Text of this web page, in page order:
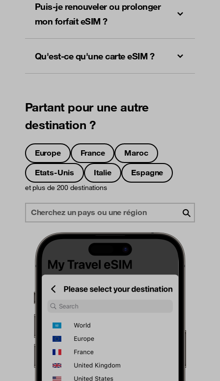
Puis-je renouveler ou prolonger
mon forfait eSIM ?
Qu'est-ce qu'une carte eSIM ?
Partant pour une autre
destination ?
Europe France
Maroc
Etats-Unis
Italie Espagne
et plus de 200 destinations